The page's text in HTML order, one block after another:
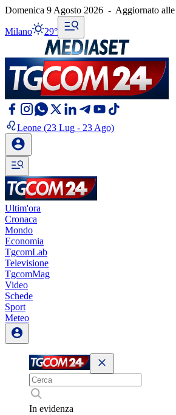
Domenica 9 Agosto 2026 - Aggiornato alle
Milano 29°
Leone (23 Lug - 23 Ago)
Ultim'ora
Cronaca
Mondo
Economia
TgcomLab
Televisione
TgcomMag
Video
Schede
Sport
Meteo
In evidenza